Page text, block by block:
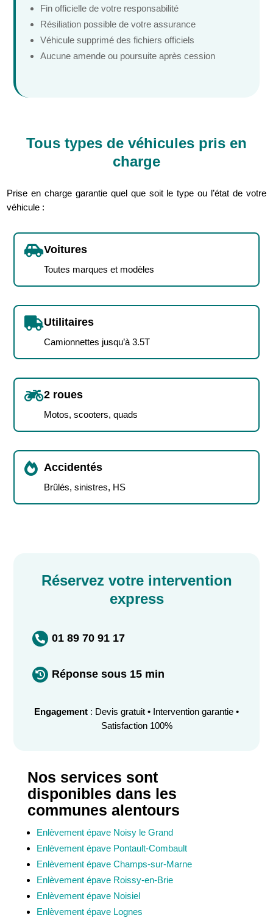
Fin officielle de votre responsabilité
Résiliation possible de votre assurance
Véhicule supprimé des fichiers officiels
Aucune amende ou poursuite après cession
Tous types de véhicules pris en
charge
Prise en charge garantie quel que soit le type ou l’état de votre
véhicule :
Voitures
Toutes marques et modèles
Utilitaires
Camionnettes jusqu’à 3.5T
2 roues
Motos, scooters, quads
 Accidentés
Brûlés, sinistres, HS
Réservez votre intervention
express
 01 89 70 91 17
 Réponse sous 15 min
Engagement : Devis gratuit • Intervention garantie •
Satisfaction 100%
Nos services sont
disponibles dans les
communes alentours
Enlèvement épave Noisy le Grand
Enlèvement épave Pontault-Combault
Enlèvement épave Champs-sur-Marne
Enlèvement épave Roissy-en-Brie
Enlèvement épave Noisiel
Enlèvement épave Lognes